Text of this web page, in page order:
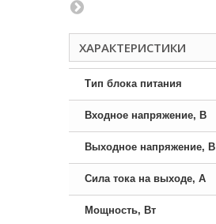
ХАРАКТЕРИСТИКИ
Тип блока питания
Входное напряжение, В
Выходное напряжение, В
Сила тока на выходе, А
Мощность, Вт